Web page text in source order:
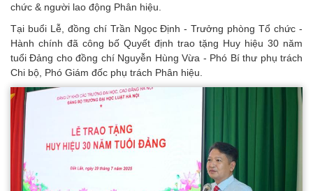
chức & người lao động Phân hiệu.
Tại buổi Lễ, đồng chí Trần Ngọc Định - Trưởng phòng Tổ chức -
Hành chính đã công bố Quyết định trao tặng Huy hiệu 30 năm
tuổi Đảng cho đồng chí Nguyễn Hùng Vừa - Phó Bí thư phụ trách
Chi bộ, Phó Giám đốc phụ trách Phân hiệu.